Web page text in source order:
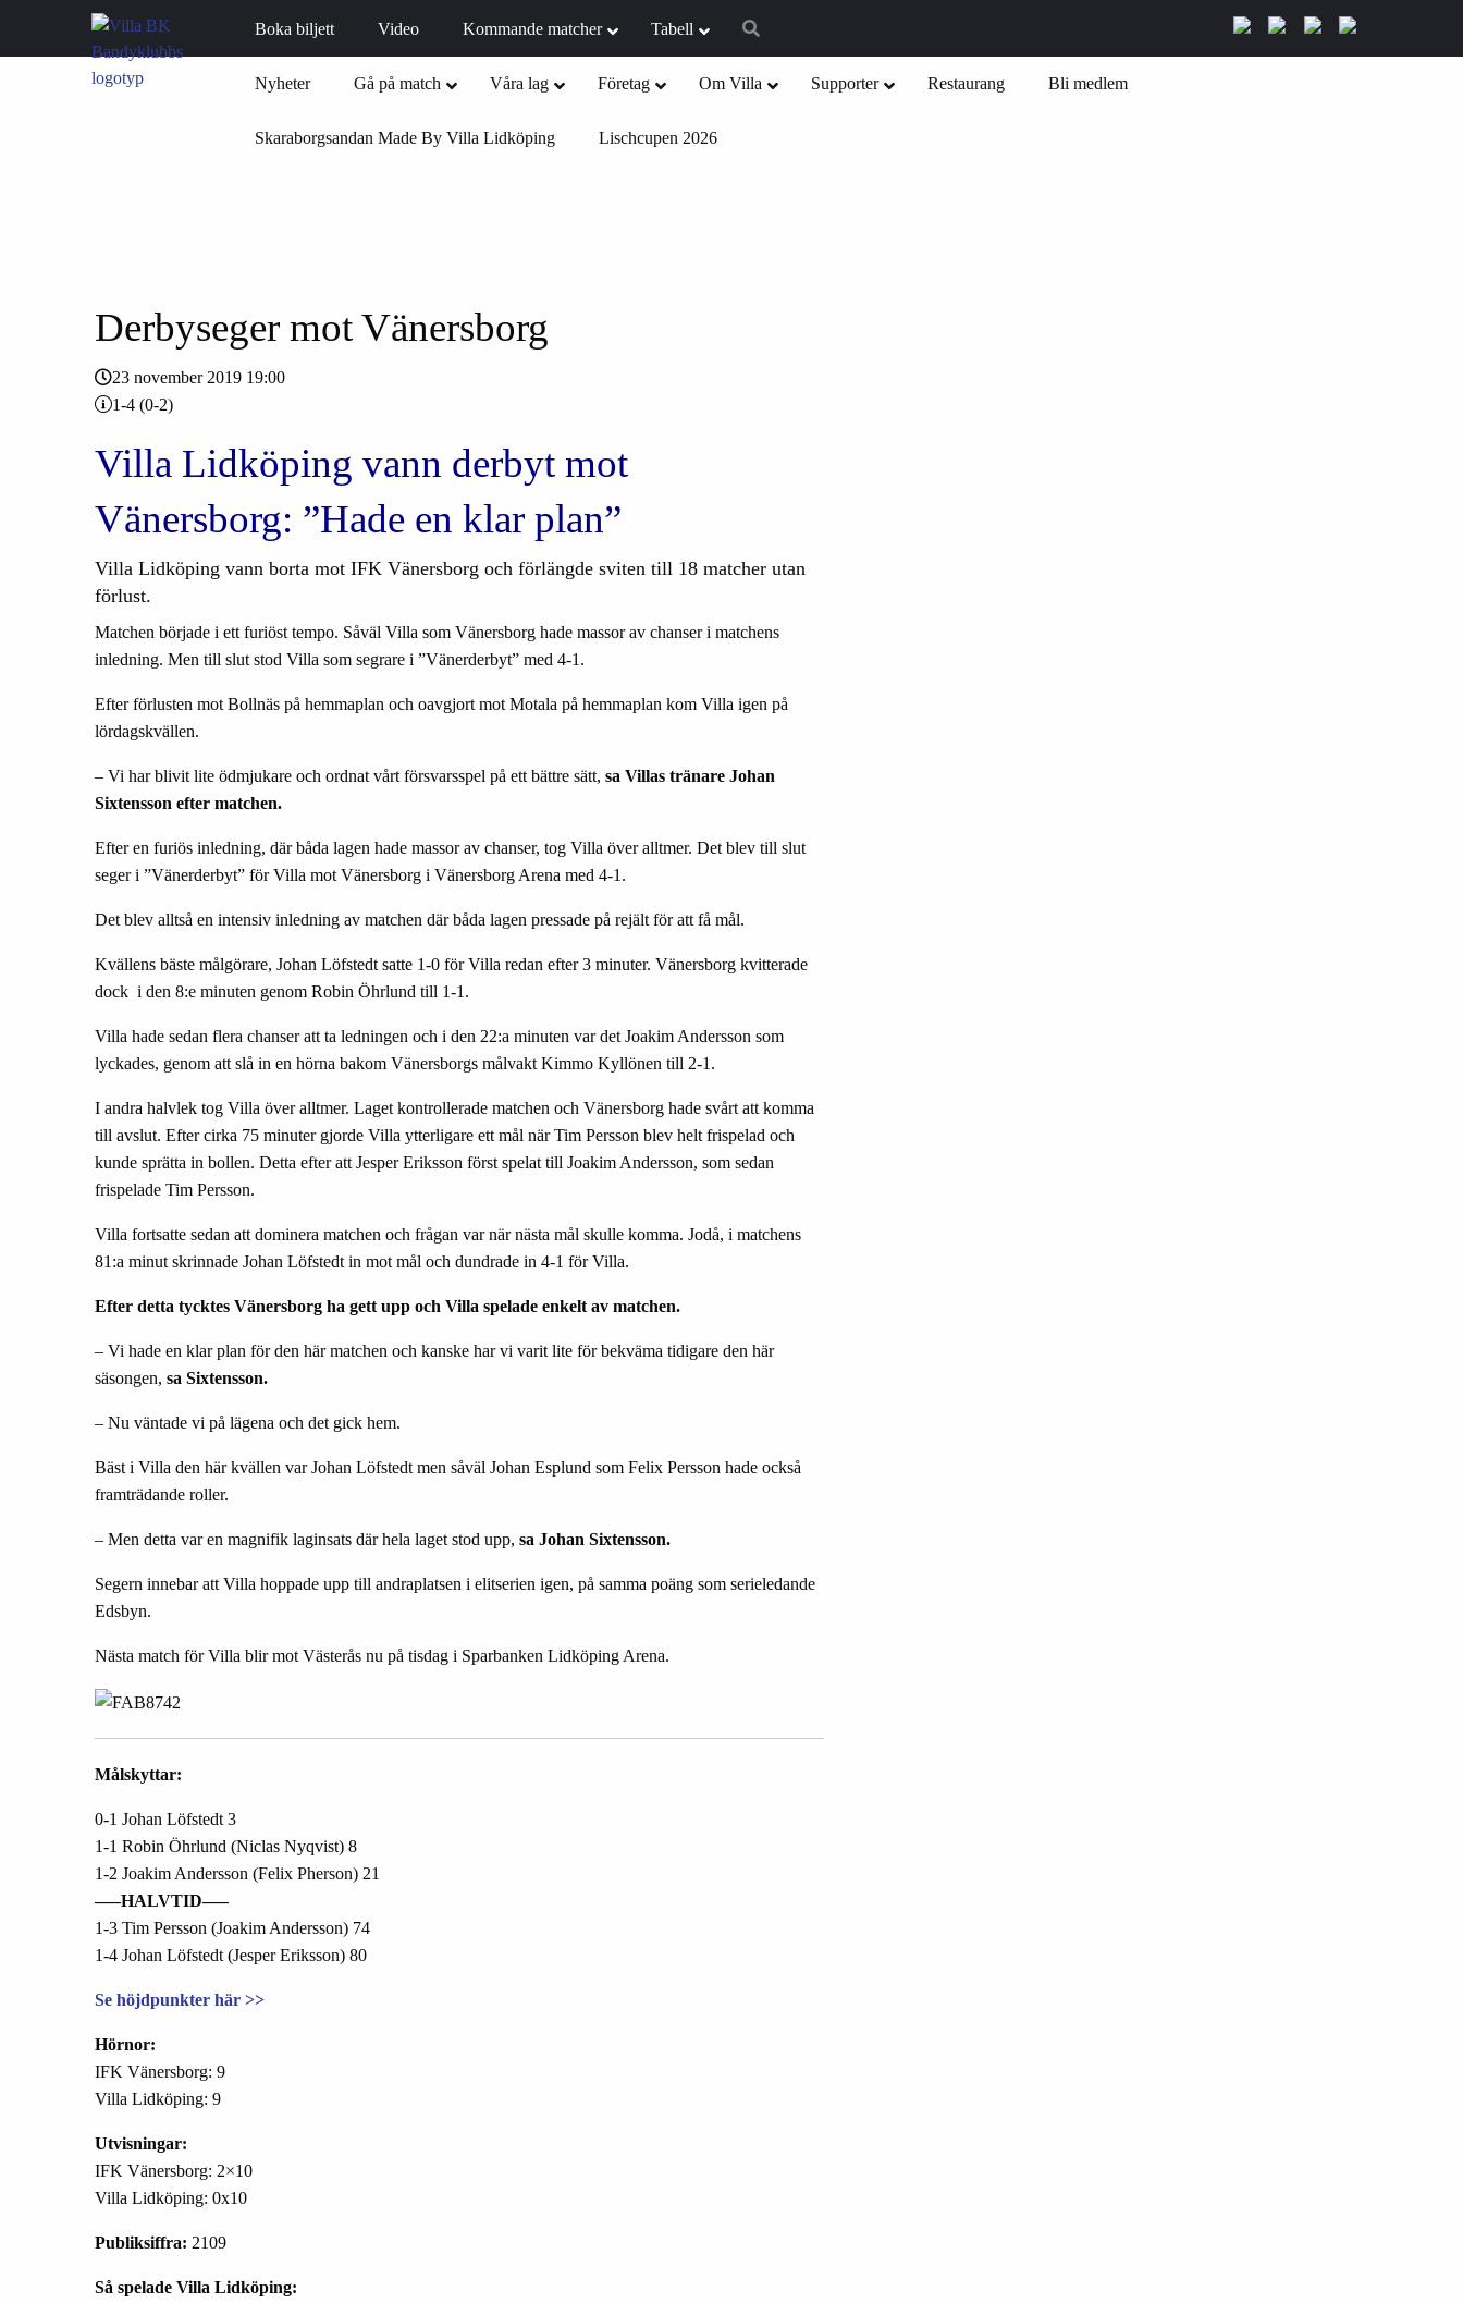
Boka biljett Video Kommande matcher Tabell
Nyheter Gå på match Våra lag Företag Om Villa Supporter Restaurang Bli medlem
Skaraborgsandan Made By Villa Lidköping Lischcupen 2026
Derbyseger mot Vänersborg
23 november 2019 19:00
1-4 (0-2)
Villa Lidköping vann derbyt mot
Vänersborg: ”Hade en klar plan”
Villa Lidköping vann borta mot IFK Vänersborg och förlängde sviten till 18 matcher utan
förlust.
Matchen började i ett furiöst tempo. Såväl Villa som Vänersborg hade massor av chanser i matchens
inledning. Men till slut stod Villa som segrare i ”Vänerderbyt” med 4-1.
Efter förlusten mot Bollnäs på hemmaplan och oavgjort mot Motala på hemmaplan kom Villa igen på
lördagskvällen.
– Vi har blivit lite ödmjukare och ordnat vårt försvarsspel på ett bättre sätt, sa Villas tränare Johan
Sixtensson efter matchen.
Efter en furiös inledning, där båda lagen hade massor av chanser, tog Villa över alltmer. Det blev till slut
seger i ”Vänerderbyt” för Villa mot Vänersborg i Vänersborg Arena med 4-1.
Det blev alltså en intensiv inledning av matchen där båda lagen pressade på rejält för att få mål.
Kvällens bäste målgörare, Johan Löfstedt satte 1-0 för Villa redan efter 3 minuter. Vänersborg kvitterade
dock i den 8:e minuten genom Robin Öhrlund till 1-1.
Villa hade sedan flera chanser att ta ledningen och i den 22:a minuten var det Joakim Andersson som
lyckades, genom att slå in en hörna bakom Vänersborgs målvakt Kimmo Kyllönen till 2-1.
I andra halvlek tog Villa över alltmer. Laget kontrollerade matchen och Vänersborg hade svårt att komma
till avslut. Efter cirka 75 minuter gjorde Villa ytterligare ett mål när Tim Persson blev helt frispelad och
kunde sprätta in bollen. Detta efter att Jesper Eriksson först spelat till Joakim Andersson, som sedan
frispelade Tim Persson.
Villa fortsatte sedan att dominera matchen och frågan var när nästa mål skulle komma. Jodå, i matchens
81:a minut skrinnade Johan Löfstedt in mot mål och dundrade in 4-1 för Villa.
Efter detta tycktes Vänersborg ha gett upp och Villa spelade enkelt av matchen.
– Vi hade en klar plan för den här matchen och kanske har vi varit lite för bekväma tidigare den här
säsongen, sa Sixtensson.
– Nu väntade vi på lägena och det gick hem.
Bäst i Villa den här kvällen var Johan Löfstedt men såväl Johan Esplund som Felix Persson hade också
framträdande roller.
– Men detta var en magnifik laginsats där hela laget stod upp, sa Johan Sixtensson.
Segern innebar att Villa hoppade upp till andraplatsen i elitserien igen, på samma poäng som serieledande
Edsbyn.
Nästa match för Villa blir mot Västerås nu på tisdag i Sparbanken Lidköping Arena.
Målskyttar:
0-1 Johan Löfstedt 3
1-1 Robin Öhrlund (Niclas Nyqvist) 8
1-2 Joakim Andersson (Felix Pherson) 21
—–HALVTID—–
1-3 Tim Persson (Joakim Andersson) 74
1-4 Johan Löfstedt (Jesper Eriksson) 80
Se höjdpunkter här >>
Hörnor:
IFK Vänersborg: 9
Villa Lidköping: 9
Utvisningar:
IFK Vänersborg: 2×10
Villa Lidköping: 0x10
Publiksiffra: 2109
Så spelade Villa Lidköping: